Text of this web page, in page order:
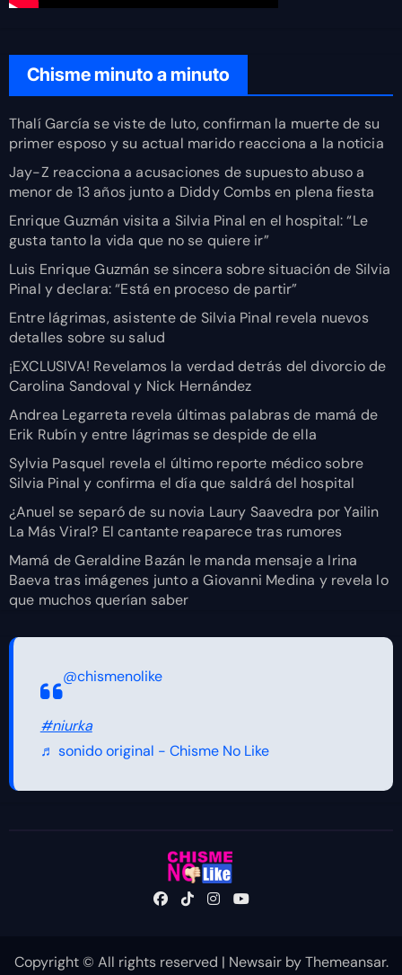
Chisme minuto a minuto
Thalí García se viste de luto, confirman la muerte de su
primer esposo y su actual marido reacciona a la noticia
Jay-Z reacciona a acusaciones de supuesto abuso a
menor de 13 años junto a Diddy Combs en plena fiesta
Enrique Guzmán visita a Silvia Pinal en el hospital: “Le
gusta tanto la vida que no se quiere ir”
Luis Enrique Guzmán se sincera sobre situación de Silvia
Pinal y declara: “Está en proceso de partir”
Entre lágrimas, asistente de Silvia Pinal revela nuevos
detalles sobre su salud
¡EXCLUSIVA! Revelamos la verdad detrás del divorcio de
Carolina Sandoval y Nick Hernández
Andrea Legarreta revela últimas palabras de mamá de
Erik Rubín y entre lágrimas se despide de ella
Sylvia Pasquel revela el último reporte médico sobre
Silvia Pinal y confirma el día que saldrá del hospital
¿Anuel se separó de su novia Laury Saavedra por Yailin
La Más Viral? El cantante reaparece tras rumores
Mamá de Geraldine Bazán le manda mensaje a Irina
Baeva tras imágenes junto a Giovanni Medina y revela lo
que muchos querían saber
@chismenolike
#niurka
♬ sonido original - Chisme No Like
Copyright © All rights reserved | NewsairbyThemeansar.